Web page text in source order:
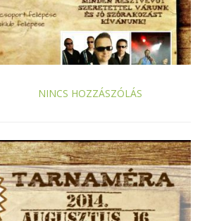
NINCS HOZZÁSZÓLÁS